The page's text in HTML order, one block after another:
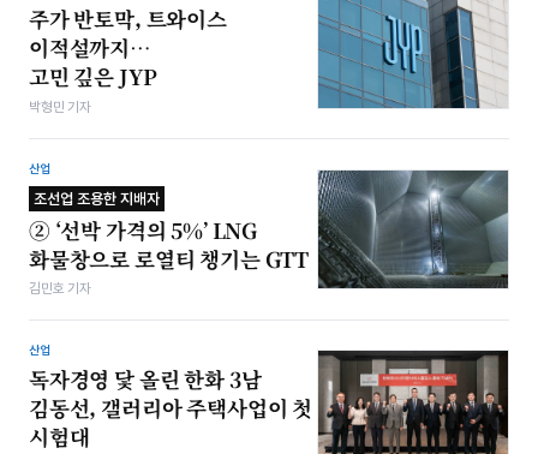
주가 반토막, 트와이스
이적설까지…
고민 깊은 JYP
박형민 기자
산업
조선업 조용한 지배자
② ‘선박 가격의 5%’ LNG
화물창으로 로열티 챙기는 GTT
김민호 기자
산업
독자경영 닻 올린 한화 3남
김동선, 갤러리아 주택사업이 첫
시험대